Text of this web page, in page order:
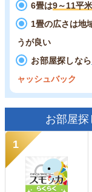
6畳は9～11平
1畳の広さは地
うが良い
お部屋探しなら
ャッシュバック
お部屋